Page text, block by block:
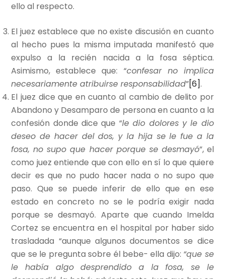
ello al respecto.
El juez establece que no existe discusión en cuanto
al hecho pues la misma imputada manifestó que
expulso a la recién nacida a la fosa séptica.
Asimismo, establece que: “confesar no implica
necesariamente atribuirse responsabilidad”[6].
El juez dice que en cuanto al cambio de delito por
Abandono y Desamparo de persona en cuanto a la
confesión donde dice que “le dio dolores y le dio
deseo de hacer del dos, y la hija se le fue a la
fosa, no supo que hacer porque se desmayó”, el
como juez entiende que con ello en sí lo que quiere
decir es que no pudo hacer nada o no supo que
paso. Que se puede inferir de ello que en ese
estado en concreto no se le podría exigir nada
porque se desmayó. Aparte que cuando Imelda
Cortez se encuentra en el hospital por haber sido
trasladada “aunque algunos documentos se dice
que se le pregunta sobre él bebe- ella dijo: “que se
le había algo desprendido a la fosa, se le